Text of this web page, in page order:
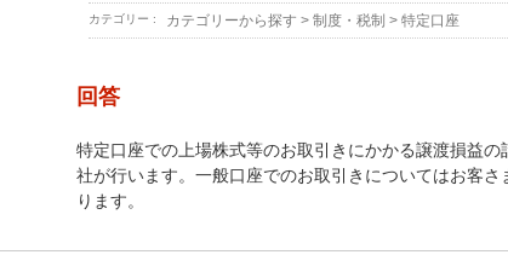
カテゴリー : カテゴリーから探す > 制度・税制 > 特定口座
回答
特定口座での上場株式等のお取引きにかかる譲渡損益の
社が行います。一般口座でのお取引きについてはお客
ります。